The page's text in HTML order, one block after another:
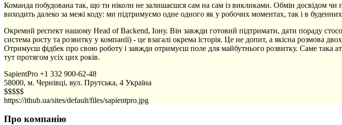
Команда побудована так, що ти ніколи не залишаєшся сам на сам із викликами. Обмін досвідом
виходить далеко за межі коду: ми підтримуємо одне одного як у робочих моментах, так і в
Окремий респект нашому Head of Backend, Іону. Він завжди готовий підтримати, дати пораду
система росту та розвитку у компанії) - це взагалі окрема історія. Це не допит, а якісна розмова
Отримуєш фідбек про свою роботу і завжди отримуєш поле для майбутнього розвитку. Саме така
тут протягом усіх цих років.
SapientPro +1 332 900-62-48
58000, м. Чернівці, вул. Прутська, 4 Україна
$$$$$
https://ithub.ua/sites/default/files/sapientpro.jpg
Про компанію